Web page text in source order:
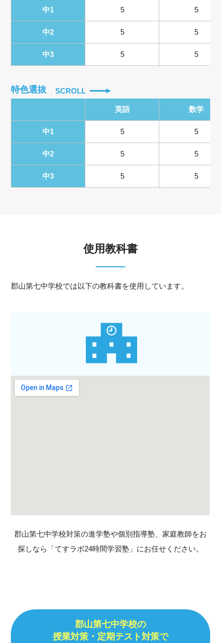
中1 5 5
中2 5 5
中3 5 5
特色選抜 SCROLL
英語 数学
中1 5 5
中2 5 5
中3 5 5
使用教科書
郡山第七中学校では以下の教科書を使用しています。
郡山第七中学校対策の進学塾や個別指導塾、家庭教師をお
探しなら「てすラボ24時間学習塾」にお任せください。
郡山第七中学校の
授業対策・定期テスト対策で